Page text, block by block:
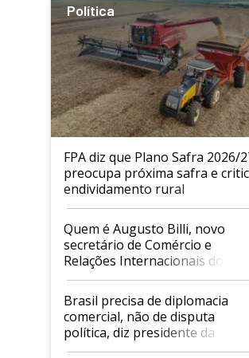
Política
FPA diz que Plano Safra 2026/
preocupa próxima safra e
endividamento rural
Quem é Augusto Billi, novo
secretário de Comércio e
Relações Internacionais do
Mapa
Brasil precisa de diplomacia
comercial, não de disputa
política, diz presidente da
Faesp